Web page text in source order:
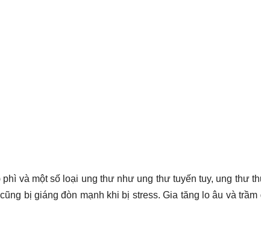
và một số loại ung thư như ung thư tuyến tuy, ung thư
bị giáng đòn mạnh khi bị stress. Gia tăng lo âu và